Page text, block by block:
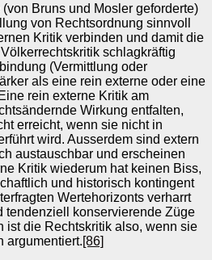
Bruns und Mosler geforderte)
von Rechtsordnung sinnvoll
Kritik verbinden und damit die
schlagkräftig
(Vermittlung oder
als eine rein externe oder eine
rein externe Kritik am
Wirkung entfalten,
erreicht, wenn sie nicht in
wird. Ausserdem sind extern
austauschbar und erscheinen
Kritik wiederum hat keinen Biss,
und historisch kontingent
Wertehorizonts verharrt
tendenziell konservierende Züge
ist die Rechtskritik also, wenn sie
argumentiert.[86]